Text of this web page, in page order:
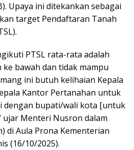
Upaya ini ditekankan sebagai
target Pendaftaran Tanah
PTSL rata-rata adalah
bawah dan tidak mampu
ini butuh kelihaian Kepala
Kantor Pertanahan untuk
dengan bupati/wali kota [untuk
ujar Menteri Nusron dalam
di Aula Prona Kementerian
(16/10/2025).